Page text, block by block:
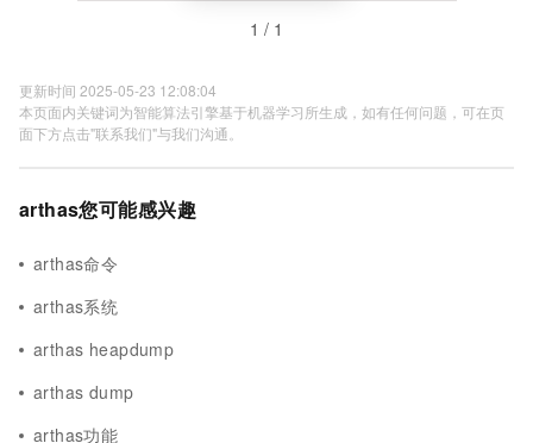
1 / 1
更新时间 2025-05-23 12:08:04
本页面内关键词为智能算法引擎基于机器学习所生成，如有任何问题，可在页
面下方点击"联系我们"与我们沟通。
arthas您可能感兴趣
arthas命令
arthas系统
arthas heapdump
arthas dump
arthas功能